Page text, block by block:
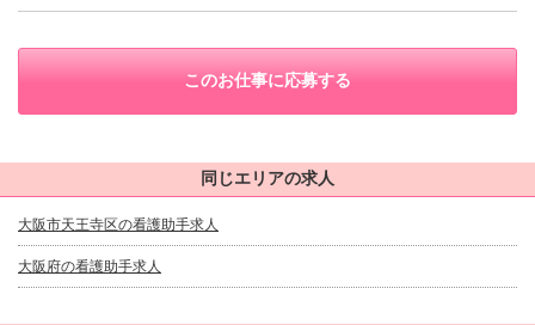
このお仕事に応募する
同じエリアの求人
大阪市天王寺区の看護助手求人
大阪府の看護助手求人